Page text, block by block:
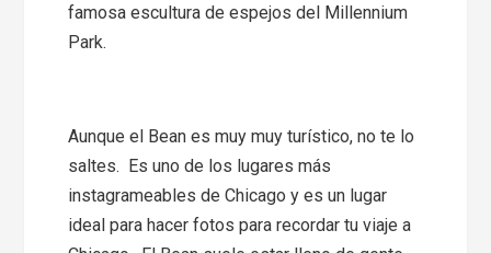
famosa escultura de espejos del Millennium
Park.
Aunque el Bean es muy muy turístico, no te lo
saltes. Es uno de los lugares más
instagrameables de Chicago y es un lugar
ideal para hacer fotos para recordar tu viaje a